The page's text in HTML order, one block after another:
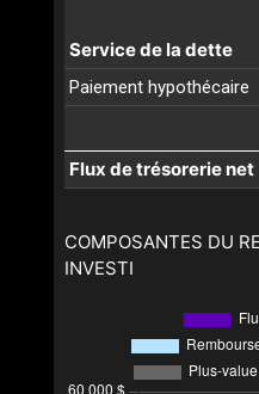
Service de la dette
Paiement hypothécaire
Flux de trésorerie net
COMPOSANTES DU
INVESTI